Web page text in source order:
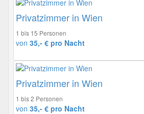
Privatzimmer in Wien
1 bis 15 Personen
von 35,- € pro Nacht
Privatzimmer in Wien
1 bis 2 Personen
von 35,- € pro Nacht